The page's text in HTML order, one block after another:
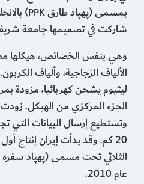
بمسمى (پهپاد طارقPPK
)
شاركت في تصميمها جامعة
وهي بنفس الخصائص، هيكلها
الألياف الزجاجية، وألياف
ليثيوم يشحن كهربائيا، مزودة
الجزء المركزي من الهيكل.
وتستطيع إرسال البيانات التي
20 كم
.وقد بدأت إيران إنتاج
الثلاثي تحت مسمى (پهپاد سفره
عام 2010.